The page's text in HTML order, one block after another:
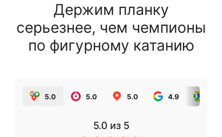
Держим планку
серьезнее, чем чемпионы
по фигурному катанию
5.0 5.0 5.0 4.9
5.0 из 5